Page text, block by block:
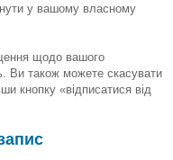
у вашому власному
щодо вашого
Ви також можете скасувати
кнопку «відписатися від